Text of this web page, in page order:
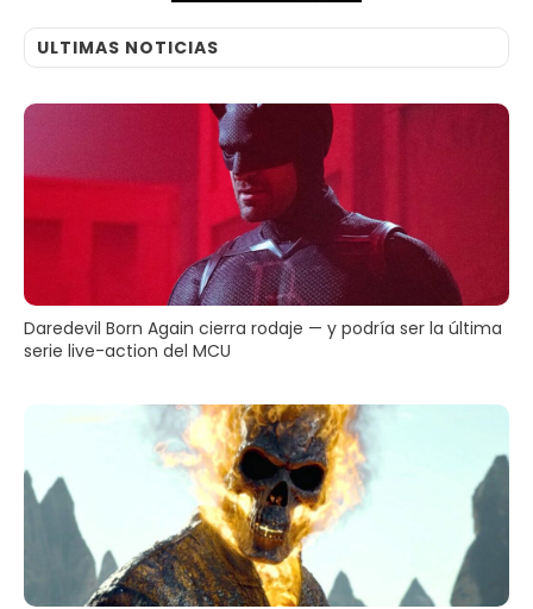
ULTIMAS NOTICIAS
Daredevil Born Again cierra rodaje — y podría ser la última
serie live-action del MCU